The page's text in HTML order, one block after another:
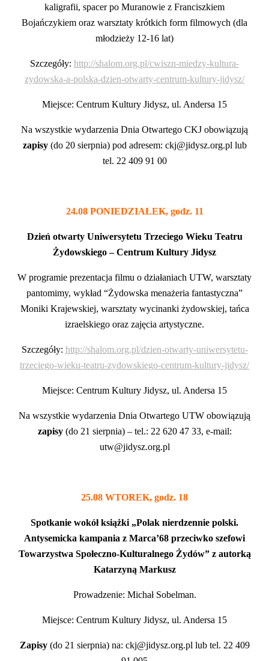
kaligrafii, spacer po Muranowie z Franciszkiem
Bojańczykiem oraz warsztaty krótkich form filmowych (dla
młodzieży 12-16 lat)
Szczegóły: http://shalom.org.pl/cwiszn-miedzy-kultura-
zydowska-a-polska-dzien-otwarty-centrum-kultury-jidysz/
Miejsce: Centrum Kultury Jidysz, ul. Andersa 15
Na wszystkie wydarzenia Dnia Otwartego CKJ obowiązują
zapisy(do 20 sierpnia) pod adresem: ckj@jidysz.org.pl lub
tel. 22 409 91 00
24.08 PONIEDZIAŁEK, godz. 11
Dzień otwarty Uniwersytetu Trzeciego Wieku Teatru
Żydowskiego – Centrum Kultury Jidysz
W programie prezentacja filmu o działaniach UTW, warsztaty
pantomimy, wykład “Żydowska menażeria fantastyczna”
Moniki Krajewskiej, warsztaty wycinanki żydowskiej, tańca
izraelskiego oraz zajęcia artystyczne.
Szczegóły: http://shalom.org.pl/dzien-otwarty-uniwersytetu-
trzeciego-wieku-teatru-zydowskiego-centrum-kultury-jidysz/
Miejsce: Centrum Kultury Jidysz, ul. Andersa 15
Na wszystkie wydarzenia Dnia Otwartego UTW obowiązują
zapisy(do 21 sierpnia) – tel.: 22 620 47 33, e-mail:
utw@jidysz.org.pl
25.08 WTOREK, godz. 18
Spotkanie wokół książki „Polak nierdzennie polski.
Antysemicka kampania z Marca’68 przeciwko szefowi
Towarzystwa Społeczno-Kulturalnego Żydów” z autorką
Katarzyną Markusz
Prowadzenie: Michał Sobelman.
Miejsce: Centrum Kultury Jidysz, ul. Andersa 15
Zapisy(do 21 sierpnia) na: ckj@jidysz.org.pl lub tel. 22 409